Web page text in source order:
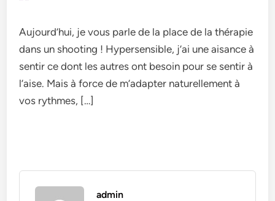
Aujourd’hui, je vous parle de la place de la thérapie
dans un shooting ! Hypersensible, j’ai une aisance à
sentir ce dont les autres ont besoin pour se sentir à
l’aise. Mais à force de m’adapter naturellement à
vos rythmes, […]
admin